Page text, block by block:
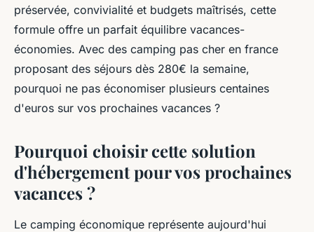
préservée, convivialité et budgets maîtrisés, cette
formule offre un parfait équilibre vacances-
économies. Avec des camping pas cher en france
proposant des séjours dès 280€ la semaine,
pourquoi ne pas économiser plusieurs centaines
d'euros sur vos prochaines vacances ?
Pourquoi choisir cette solution
d'hébergement pour vos prochaines
vacances ?
Le camping économique représente aujourd'hui